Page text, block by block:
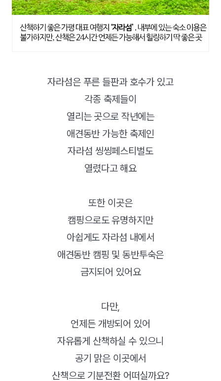
자라섬은 푸른 들판과 호수가 있고
각종 축제들이
열리는 곳으로 작년에는
애견동반 가능한 축제인
자라섬 씽씽페스티벌도
열렸다고 해요
또한 이곳은
캠핑으로도 유명하지만
아쉽게도 자라섬 내에서
애견동반 캠핑 및 동반투숙은
금지되어 있어요
다만,
언제든 개방되어 있어
자유롭게 산책하실 수 있으니
공기 맑은 이곳에서
산책으로 기분전환 어떠실까요?